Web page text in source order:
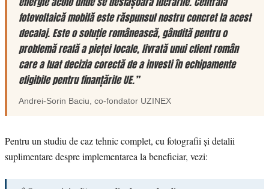
fotovoltaică mobilă este răspunsul nostru concret la acest
decalaj. Este o soluție românească, gândită pentru o
problemă reală a pieței locale, livrată unui client român
care a luat decizia corectă de a investi în echipamente
eligibile pentru finanțările UE.”
Andrei-Sorin Baciu, co-fondator UZINEX
Pentru un studiu de caz tehnic complet, cu fotografii și detalii
suplimentare despre implementarea la beneficiar, vezi: